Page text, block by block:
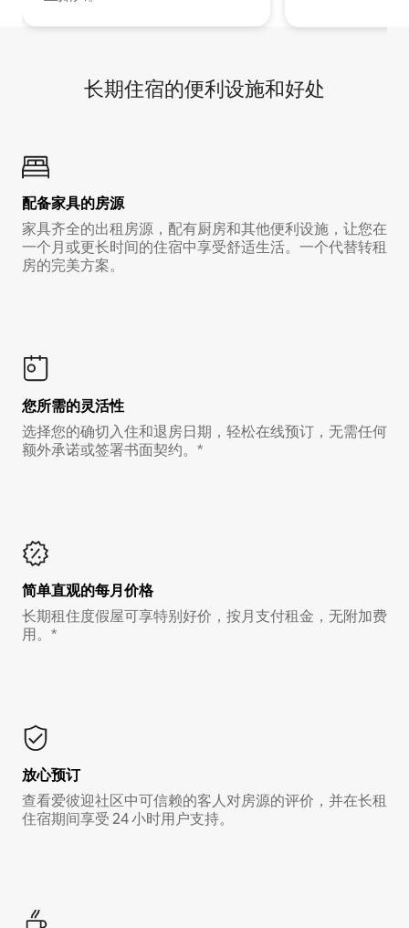
长期住宿的便利设施和好处
配备家具的房源
家具齐全的出租房源，配有厨房和其他便利设施，让您在
一个月或更长时间的住宿中享受舒适生活。一个代替转租
房的完美方案。
您所需的灵活性
选择您的确切入住和退房日期，轻松在线预订，无需任何
额外承诺或签署书面契约。*
简单直观的每月价格
长期租住度假屋可享特别好价，按月支付租金，无附加费
用。*
放心预订
查看爱彼迎社区中可信赖的客人对房源的评价，并在长租
住宿期间享受 24 小时用户支持。